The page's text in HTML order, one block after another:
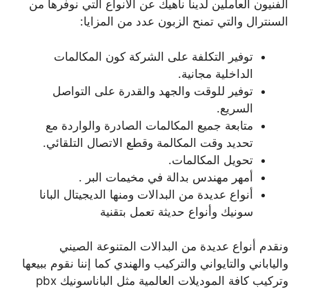
الفنيون العاملين لدينا ناهيك عن الأنواع التي نوفرها من
السنترال والتي تمنح الزبون عدد من المزايا:
توفير التكلفة على الشركة كون المكالمات
الداخلية مجانية.
توفير للوقت والجهد والقدرة على التواصل
السريع.
متابعة جميع المكالمات الصادرة والواردة مع
تحديد وقت المكالمة وقطع الاتصال التلقائي.
تحويل المكالمات.
أمهر مهندس بدالة في مخيمات البر .
أنواع عديدة من البدالات ومنها الديجيتال البانا
سونيك وأنواع حديثة تعمل بتقنية
ونقدم أنواع عديدة من البدالات المتنوعة الصيني
والياباني والتايواني والتركيب والهندي كما إننا نقوم ببيعها
وتركيب كافة الموديلات العالمية مثل الباناسونيك pbx